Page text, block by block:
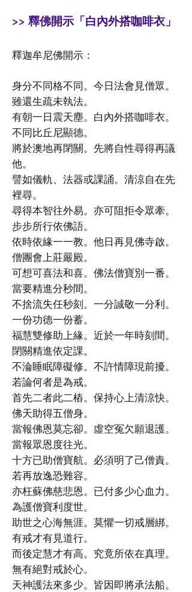
>> 釋佛開示「白內外搭咖啡衣」
釋迦牟尼佛開示：
身分不同格不同。今日法會見僧眾。
雖還生疏未執法。
有朝一日震天塵。白內外搭咖啡衣。
不同比丘尼顯德。
將於澳地再閉關。先將自性尋得再議
他。
譬如儀軌、法器或課誦。清涼自在先
裡尋。
尋得本智往外易。亦可阻拒令眾牽。
步步所行依佛語。
依時依緣一一教。他日再見佛寺啟。
僧團會上莊嚴殿。
可想可喜法和喜。佛法僧寶別一番。
當要精進分秒間。
不捨流失任秒刻。一分誠敬一分利。
一份功德一份蓄。
福慧雙修助上緣。近於一年時刻間。
閉關精進依定課。
不淪睡眠障礙修。不許情障現前擾。
若論何者是為戒。
首先二者此二樁。保持心上清涼快。
佛天助得五僧身。
當報佛恩莫忘卻。虛空冤欠願退護。
當報眾恩度往光。
十方已助僧寶航。必須明了己僧責。
若再放逸恐難容。
亦枉蘇佛慈悲恩。已付多少心血力。
為護僧寶利度世。
助世之心海無涯。莫懼一切戒層綁。
有戒才有見道行。
而後定慧才有高。究竟所依在真理。
無有絕對戒於心。
天神護法來多少。皆因即將承法船。